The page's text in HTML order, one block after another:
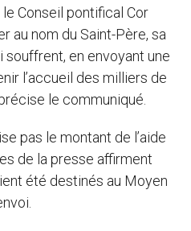
Conseil pontifical Cor
au nom du Saint-Père, sa
en envoyant une
l’accueil des milliers de
le communiqué.
pas le montant de l’aide
de la presse affirment
été destinés au Moyen